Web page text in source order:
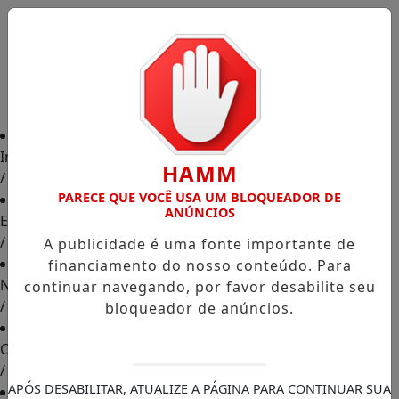
Início
/
Edições
/
Notícias
/
Contato
/
HAMM
PARECE QUE VOCÊ USA UM BLOQUEADOR DE
ANÚNCIOS
A publicidade é uma fonte importante de
financiamento do nosso conteúdo. Para
continuar navegando, por favor desabilite seu
bloqueador de anúncios.
APÓS DESABILITAR, ATUALIZE A PÁGINA PARA CONTINUAR SUA